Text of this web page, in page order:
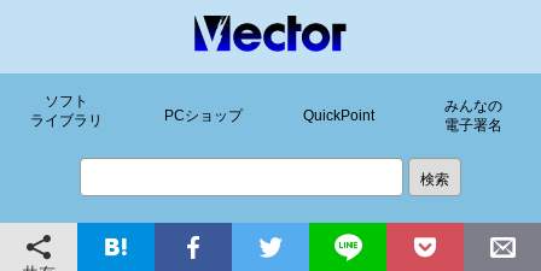
ソフト
ライブラリ
PCショップ QuickPoint
みんなの
電子署名